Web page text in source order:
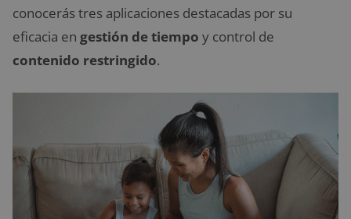
conocerás tres aplicaciones destacadas por su
eficacia en gestión de tiempo y control de
contenido restringido.